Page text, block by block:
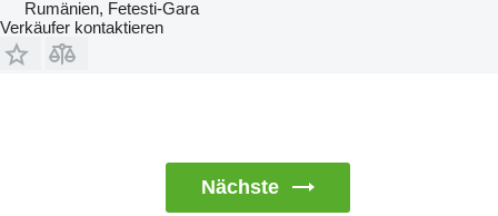
Rumänien, Fetesti-Gara
Verkäufer kontaktieren
Nächste